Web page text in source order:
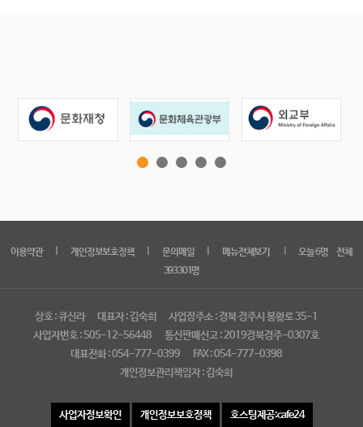
이용약관 개인정보보호정책 문의메일 메뉴전체보기
오늘 6명 전체
393301명
상호 : 큐신라 대표자 : 김숙희
사업장주소 : 경북 경주시 봉황로 35-1
사업자번호 : 505-12-56448
통신판매신고 : 2019경북경주-0307호
대표전화 : 054-777-0399
FAX : 054-777-0398
개인정보관리책임자 : 김숙희
사업자정보확인 개인정보보호정책 호스팅제공:cafe24